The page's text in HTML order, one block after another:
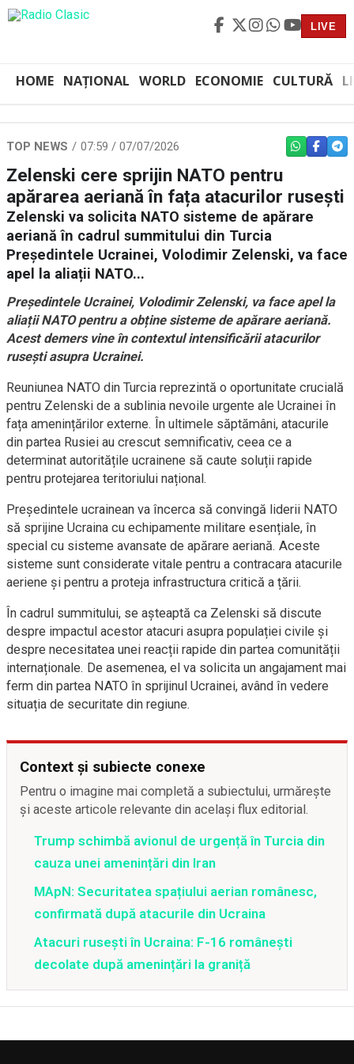
LIVE
HOME NAȚIONAL WORLD ECONOMIE CULTURĂ
TOP NEWS 07:59 / 07/07/2026 WHATSAPP
Zelenski cere sprijin NATO pentru
apărarea aeriană în fața atacurilor rusești
Zelenski va solicita NATO sisteme de apărare
aeriană în cadrul summitului din Turcia
Președintele Ucrainei, Volodimir Zelenski, va face
apel la aliații NATO...
Președintele Ucrainei, Volodimir Zelenski, va face apel la
aliații NATO pentru a obține sisteme de apărare aeriană.
Acest demers vine în contextul intensificării atacurilor
rusești asupra Ucrainei.
Reuniunea NATO din Turcia reprezintă o oportunitate crucială
pentru Zelenski de a sublinia nevoile urgente ale Ucrainei în
fața amenințărilor externe. În ultimele săptămâni, atacurile
din partea Rusiei au crescut semnificativ, ceea ce a
determinat autoritățile ucrainene să caute soluții rapide
pentru protejarea teritoriului național.
Președintele ucrainean va încerca să convingă liderii NATO
să sprijine Ucraina cu echipamente militare esențiale, în
special cu sisteme avansate de apărare aeriană. Aceste
sisteme sunt considerate vitale pentru a contracara atacurile
aeriene și pentru a proteja infrastructura critică a țării.
În cadrul summitului, se așteaptă ca Zelenski să discute
despre impactul acestor atacuri asupra populației civile și
despre necesitatea unei reacții rapide din partea comunității
internaționale. De asemenea, el va solicita un angajament mai
ferm din partea NATO în sprijinul Ucrainei, având în vedere
situația de securitate din regiune.
Context și subiecte conexe
Pentru o imagine mai completă a subiectului, urmărește
și aceste articole relevante din același flux editorial.
Trump schimbă avionul de urgență în Turcia din
cauza unei amenințări din Iran
MApN: Securitatea spațiului aerian românesc,
confirmată după atacurile din Ucraina
Atacuri rusești în Ucraina: F-16 românești
decolate după amenințări la graniță